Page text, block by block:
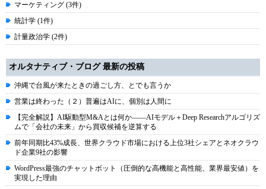
マーケティング (3件)
統計学 (1件)
計量政治学 (2件)
オルタナティブ・ブログ 最新の投稿
沖縄で台風が来たときの過ごし方、とでも言うか
営業は終わった（２）普遍はAIに、個別は人間に
【完全解説】AI駆動型M&Aとは何か――AIモデル＋Deep Researchアルゴリズ
ムで「会社の未来」から買収候補を逆算する
前年同期比43%成長、世界クラウド市場における上位3社シェアとネオクラウ
ド企業9社の影響
WordPress最強のチャットボット（圧倒的な高機能と高性能、業界最安値）を
実現した理由